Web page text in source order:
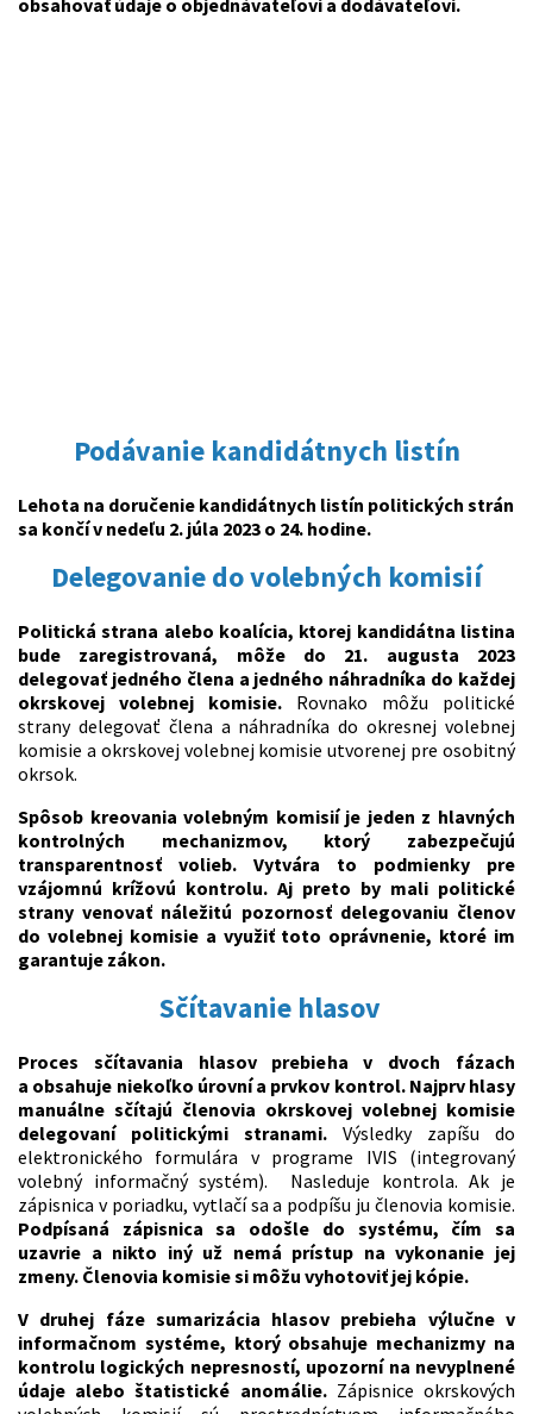
Podávanie kandidátnych listín
Lehota na doručenie kandidátnych listín politických strán
sa končí v nedeľu 2. júla 2023 o 24. hodine.
Delegovanie do volebných komisií
Politická strana alebo koalícia, ktorej kandidátna listina
bude zaregistrovaná, môže do 21. augusta 2023
delegovať jedného člena a jedného náhradníka do každej
okrskovej volebnej komisie. Rovnako môžu politické
strany delegovať člena a náhradníka do okresnej volebnej
komisie a okrskovej volebnej komisie utvorenej pre osobitný
okrsok.
Spôsob kreovania volebným komisií je jeden z hlavných
kontrolných mechanizmov, ktorý zabezpečujú
transparentnosť volieb. Vytvára to podmienky pre
vzájomnú krížovú kontrolu. Aj preto by mali politické
strany venovať náležitú pozornosť delegovaniu členov
do volebnej komisie a využiť toto oprávnenie, ktoré im
garantuje zákon.
Sčítavanie hlasov
Proces sčítavania hlasov prebieha v dvoch fázach
a obsahuje niekoľko úrovní a prvkov kontrol. Najprv hlasy
manuálne sčítajú členovia okrskovej volebnej komisie
delegovaní politickými stranami. Výsledky zapíšu do
elektronického formulára v programe IVIS (integrovaný
volebný informačný systém). Nasleduje kontrola. Ak je
zápisnica v poriadku, vytlačí sa a podpíšu ju členovia komisie.
Podpísaná zápisnica sa odošle do systému, čím sa
uzavrie a nikto iný už nemá prístup na vykonanie jej
zmeny. Členovia komisie si môžu vyhotoviť jej kópie.
V druhej fáze sumarizácia hlasov prebieha výlučne v
informačnom systéme, ktorý obsahuje mechanizmy na
kontrolu logických nepresností, upozorní na nevyplnené
údaje alebo štatistické anomálie.Zápisnice okrskových